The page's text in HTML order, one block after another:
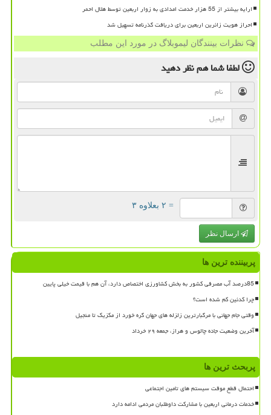
ارایه بیشتر از 55 هزار خدمت امدادی به زوار اربعین توسط هلال احمر
احراز هویت زائرین اربعین برای دریافت گذرنامه تسهیل شد
نظرات بینندگان لیموبلاگ در مورد این مطلب
لطفا شما همنظر دهید
= ۲ بعلاوه ۳
ارسال نظر
پربیننده ترین ها
85درصد آب مصرفی کشور به بخش کشاورزی اختصاص دارد، آن هم با قیمت خیلی پایین
چرا کدئین کم شده است؟
وقتی جام جهانی با مرگبارترین زلزله های جهان گره خورد از مکزیک تا منجیل
آخرین وضعیت جاده چالوس و هراز، جمعه ۲۹ خرداد
پربحث ترین ها
احتمال قطع موقت سیستم های تامین اجتماعی
خدمات درمانی اربعین با مشارکت داوطلبان مردمی ادامه دارد